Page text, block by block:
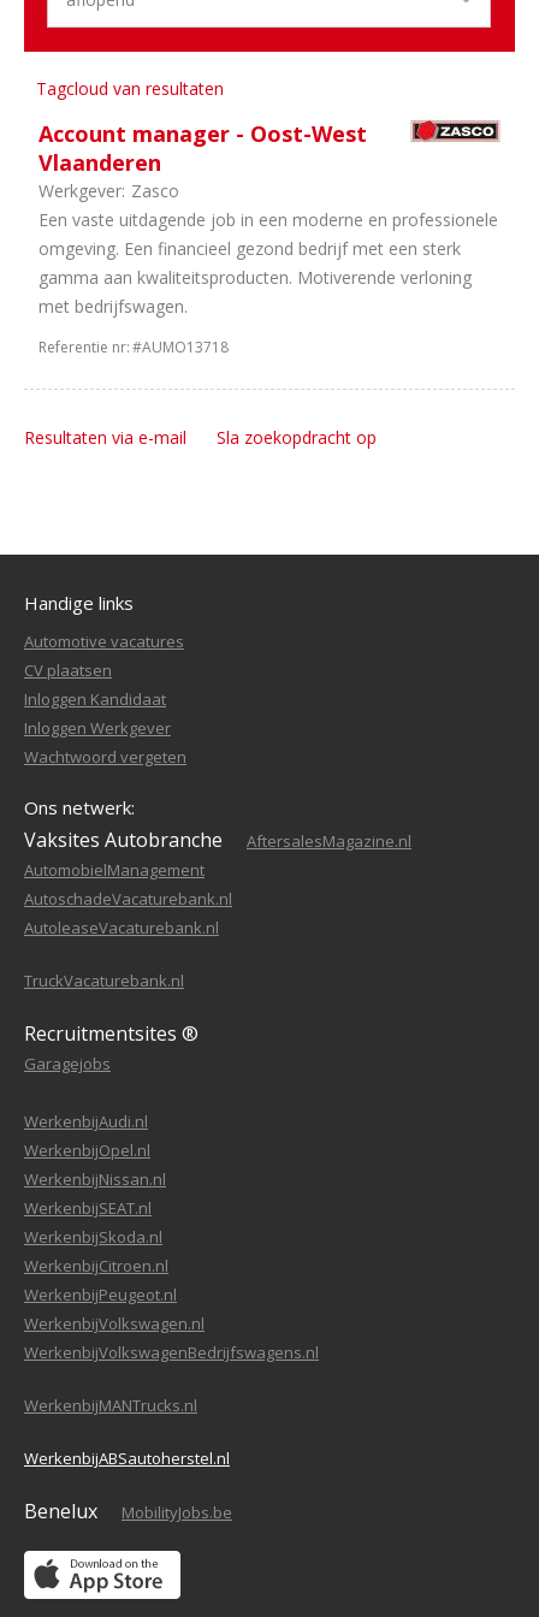
Tagcloud van resultaten
Account manager - Oost-West
Vlaanderen
Werkgever: Zasco
Een vaste uitdagende job in een moderne en professionele
omgeving. Een financieel gezond bedrijf met een sterk
gamma aan kwaliteitsproducten. Motiverende verloning
met bedrijfswagen.
Referentie nr:#AUMO13718
Resultaten via e-mail Sla zoekopdracht op
Handige links
Automotive vacatures
CV plaatsen
Inloggen Kandidaat
Inloggen Werkgever
Wachtwoord vergeten
Ons netwerk:
Vaksites Autobranche
AftersalesMagazine.nl
AutomobielManagement
AutoschadeVacaturebank.nl
AutoleaseVacaturebank.nl
TruckVacaturebank.nl
Recruitmentsites ®
Garagejobs
WerkenbijAudi.nl
WerkenbijOpel.nl
WerkenbijNissan.nl
WerkenbijSEAT.nl
WerkenbijSkoda.nl
WerkenbijCitroen.nl
WerkenbijPeugeot.nl
WerkenbijVolkswagen.nl
WerkenbijVolkswagenBedrijfswagens.nl
WerkenbijMANTrucks.nl
WerkenbijABSautoherstel.nl
Benelux MobilityJobs.be